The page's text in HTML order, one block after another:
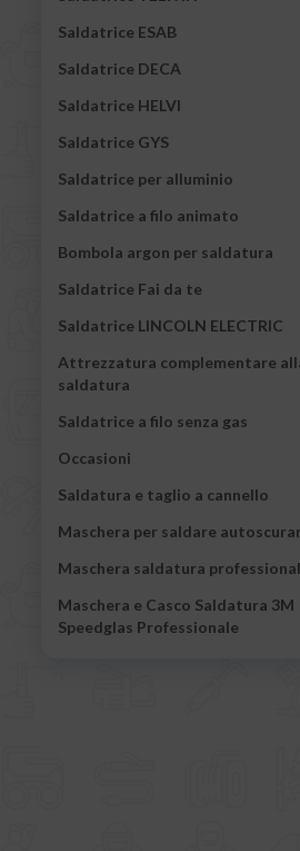
Saldatrice ESAB
Saldatrice DECA
Saldatrice HELVI
Saldatrice GYS
Saldatrice per alluminio
Saldatrice a filo animato
Bombola argon per saldatura
Saldatrice Fai da te
Saldatrice LINCOLN ELECTRIC
Attrezzatura complementare
saldatura
Saldatrice a filo senza gas
Occasioni
Saldatura e taglio a cannello
Maschera per saldare
Maschera saldatura
Maschera e Casco Saldatura 3M
Speedglas Professionale